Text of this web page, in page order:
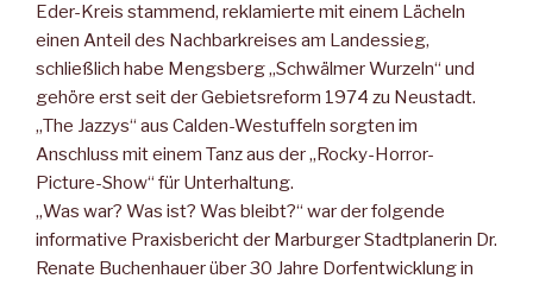
Eder-Kreis stammend, reklamierte mit einem Lächeln
einen Anteil des Nachbarkreises am Landessieg,
schließlich habe Mengsberg „Schwälmer Wurzeln“ und
gehöre erst seit der Gebietsreform 1974 zu Neustadt.
„The Jazzys“ aus Calden-Westuffeln sorgten im
Anschluss mit einem Tanz aus der „Rocky-Horror-
Picture-Show“ für Unterhaltung.
„Was war? Was ist? Was bleibt?“ war der folgende
informative Praxisbericht der Marburger Stadtplanerin Dr.
Renate Buchenhauer über 30 Jahre Dorfentwicklung in